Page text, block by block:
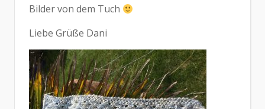
Bilder von dem Tuch
Liebe Grüße Dani